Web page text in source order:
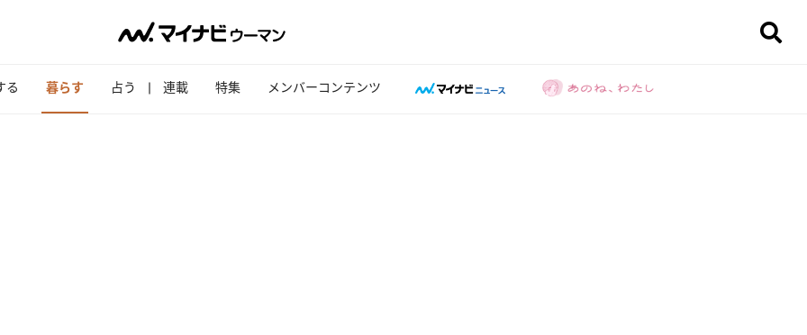
る 暮らす 占う 連載 特集 メンバーコンテンツ